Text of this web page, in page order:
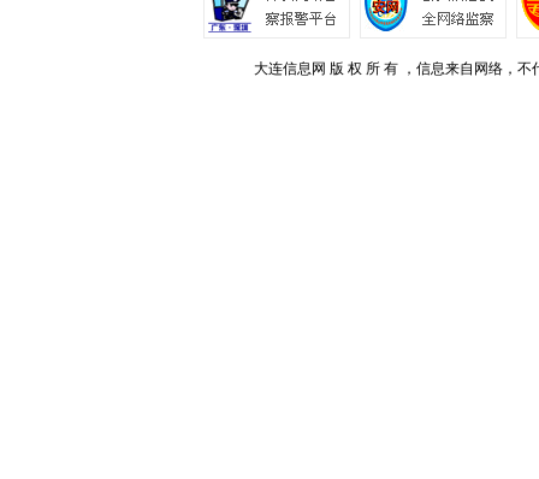
大连信息网 版 权 所 有 ，信息来自网络，